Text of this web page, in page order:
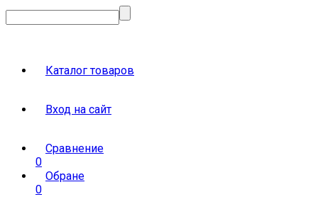
Каталог товаров
Вход на сайт
Сравнение
0
Обране
0